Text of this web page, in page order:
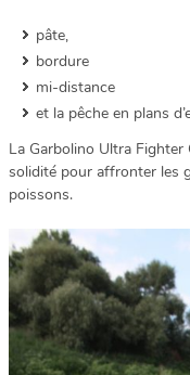
pâte,
bordure
mi-distance
et la pêche en plans
La Garbolino Ultra Fighter
solidité pour affronter les
poissons.